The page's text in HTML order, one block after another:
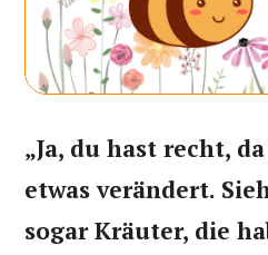
„Ja, du hast recht,
etwas verändert.
sogar Kräuter, die